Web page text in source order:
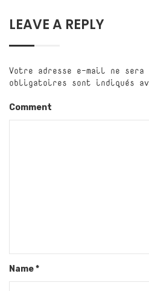
LEAVE A REPLY
Votre adresse e-mail ne sera
obligatoires sont indiqués
Comment
Name*